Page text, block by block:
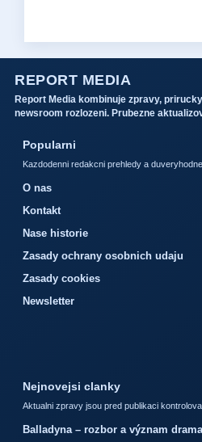
REPORT MEDIA
Report Media kombinuje zpravy,
newsroom rozlozeni. Prubezne
Popularni
Kazdodenni redakcni prehledy a
O nas
Kontakt
Nase historie
Zasady ochrany osobnich udaju
Zasady cookies
Newsletter
Nejnovejsi clanky
Aktualni zpravy jsou pred publikaci
Balladyna – rozbor a význam